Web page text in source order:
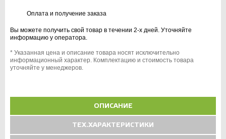
Оплата и получение заказа
Вы можете получить свой товар в течении 2-х дней. Уточняйте
информацию у оператора.
* Указанная цена и описание товара носят исключительно
информационный характер. Комплектацию и стоимость товара
уточняйте у менеджеров.
ОПИСАНИЕ
ТЕХ.ХАРАКТЕРИСТИКИ